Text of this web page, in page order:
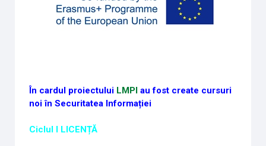
În cardul proiectului LMPI au fost create cursuri
noi în Securitatea Informației
Ciclul I LICENȚĂ